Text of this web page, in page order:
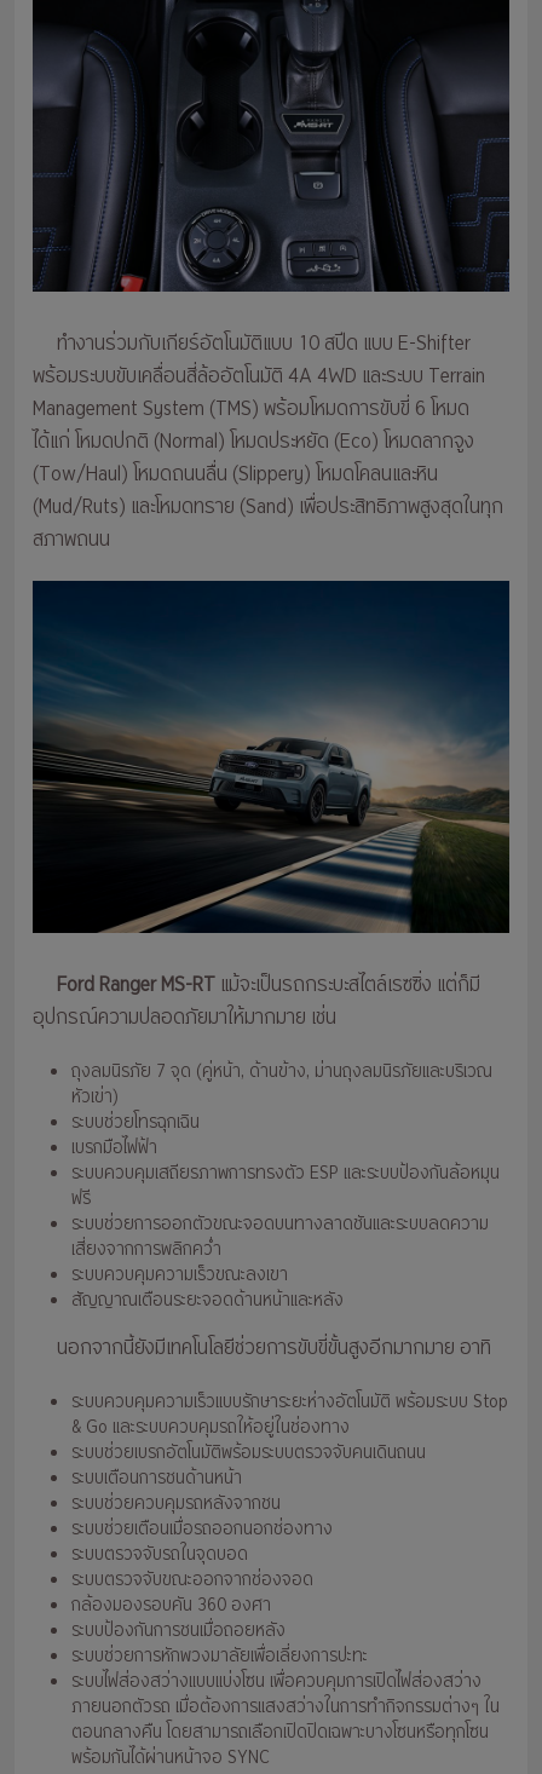
ทำงานร่วมกับเกียร์อัตโนมัติแบบ 10 สปีด แบบ E-Shifter
พร้อมระบบขับเคลื่อนสี่ล้ออัตโนมัติ 4A 4WD และระบบ Terrain
Management System (TMS) พร้อมโหมดการขับขี่ 6 โหมด
ได้แก่ โหมดปกติ (Normal) โหมดประหยัด (Eco) โหมดลากจูง
(Tow/Haul) โหมดถนนลื่น (Slippery) โหมดโคลนและหิน
(Mud/Ruts) และโหมดทราย (Sand) เพื่อประสิทธิภาพสูงสุดในทุก
สภาพถนน
Ford Ranger MS-RT แม้จะเป็นรถกระบะสไตล์เรซซิ่ง แต่ก็มี
อุปกรณ์ความปลอดภัยมาให้มากมาย เช่น
ถุงลมนิรภัย 7 จุด (คู่หน้า, ด้านข้าง, ม่านถุงลมนิรภัยและบริเวณ
หัวเข่า)
ระบบช่วยโทรฉุกเฉิน
เบรกมือไฟฟ้า
ระบบควบคุมเสถียรภาพการทรงตัว ESP และระบบป้องกันล้อหมุน
ฟรี
ระบบช่วยการออกตัวขณะจอดบนทางลาดชันและระบบลดความ
เสี่ยงจากการพลิกคว่ำ
ระบบควบคุมความเร็วขณะลงเขา
สัญญาณเตือนระยะจอดด้านหน้าและหลัง
นอกจากนี้ยังมีเทคโนโลยีช่วยการขับขี่ขั้นสูงอีกมากมาย อาทิ
ระบบควบคุมความเร็วแบบรักษาระยะห่างอัตโนมัติ พร้อมระบบ Stop
& Go และระบบควบคุมรถให้อยู่ในช่องทาง
ระบบช่วยเบรกอัตโนมัติพร้อมระบบตรวจจับคนเดินถนน
ระบบเตือนการชนด้านหน้า
ระบบช่วยควบคุมรถหลังจากชน
ระบบช่วยเตือนเมื่อรถออกนอกช่องทาง
ระบบตรวจจับรถในจุดบอด
ระบบตรวจจับขณะออกจากช่องจอด
กล้องมองรอบคัน 360 องศา
ระบบป้องกันการชนเมื่อถอยหลัง
ระบบช่วยการหักพวงมาลัยเพื่อเลี่ยงการปะทะ
ระบบไฟส่องสว่างแบบแบ่งโซน เพื่อควบคุมการเปิดไฟส่องสว่าง
ภายนอกตัวรถ เมื่อต้องการแสงสว่างในการทำกิจกรรมต่างๆ ใน
ตอนกลางคืน โดยสามารถเลือกเปิดปิดเฉพาะบางโซนหรือทุกโซน
พร้อมกันได้ผ่านหน้าจอ SYNC